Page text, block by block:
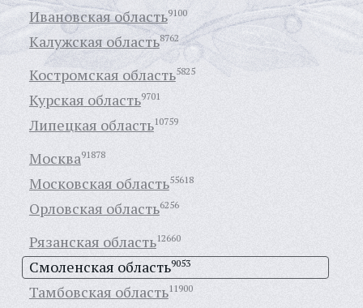
Ивановская область9100
Калужская область8762
Костромская область5825
Курская область9701
Липецкая область10759
Москва91878
Московская область55618
Орловская область6256
Рязанская область12660
Смоленская область9053
Тамбовская область11900